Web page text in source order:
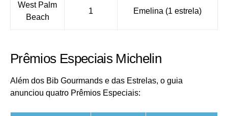
West Palm
Beach
1 Emelina (1 estrela)
Prêmios Especiais Michelin
Além dos Bib Gourmands e das Estrelas, o guia
anunciou quatro Prêmios Especiais: